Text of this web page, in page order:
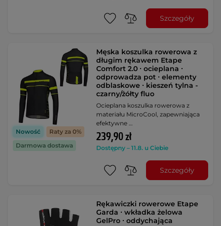
Szczegóły
Nowość
Raty za 0%
Darmowa dostawa
Męska koszulka rowerowa z
długim rękawem Etape
Comfort 2.0 ∙ ocieplana ∙
odprowadza pot ∙ elementy
odblaskowe ∙ kieszeń tylna -
czarny/żółty fluo
Ocieplana koszulka rowerowa z
materiału MicroCool, zapewniająca
efektywne …
239,90 zł
Dostępny – 11.8. u Ciebie
Szczegóły
Rękawiczki rowerowe Etape
Garda ∙ wkładka żelowa
GelPro ∙ oddychająca